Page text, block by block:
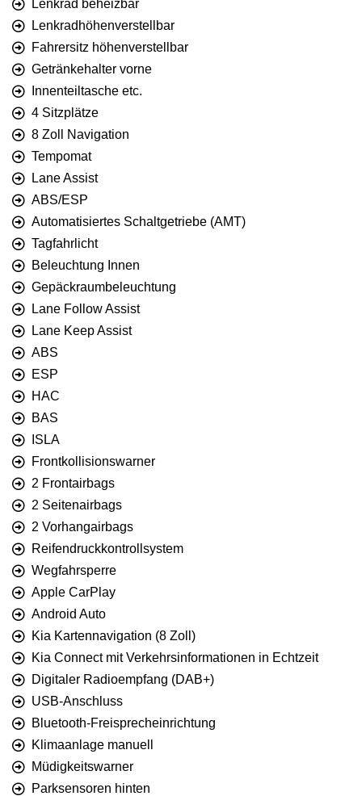
Lenkrad beheizbar
Lenkradhöhenverstellbar
Fahrersitz höhenverstellbar
Getränkehalter vorne
Innenteiltasche etc.
4 Sitzplätze
8 Zoll Navigation
Tempomat
Lane Assist
ABS/ESP
Automatisiertes Schaltgetriebe (AMT)
Tagfahrlicht
Beleuchtung Innen
Gepäckraumbeleuchtung
Lane Follow Assist
Lane Keep Assist
ABS
ESP
HAC
BAS
ISLA
Frontkollisionswarner
2 Frontairbags
2 Seitenairbags
2 Vorhangairbags
Reifendruckkontrollsystem
Wegfahrsperre
Apple CarPlay
Android Auto
Kia Kartennavigation (8 Zoll)
Kia Connect mit Verkehrsinformationen in Echtzeit
Digitaler Radioempfang (DAB+)
USB-Anschluss
Bluetooth-Freisprecheinrichtung
Klimaanlage manuell
Müdigkeitswarner
Parksensoren hinten